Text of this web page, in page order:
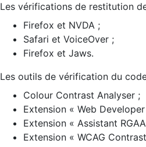
Les vérifications de restitution
Firefox et NVDA ;
Safari et VoiceOver ;
Firefox et Jaws.
Les outils de vérification du
Colour Contrast Analyser ;
Extension « Web
Extension « Assistant
Extension « WCAG